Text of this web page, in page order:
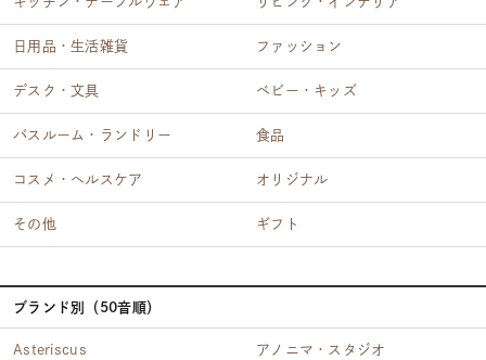
日用品・生活雑貨 ファッション
デスク・文具 ベビー・キッズ
バスルーム・ランドリー 食品
コスメ・ヘルスケア オリジナル
その他 ギフト
ブランド別（50音順）
Asteriscus アノニマ・スタジオ